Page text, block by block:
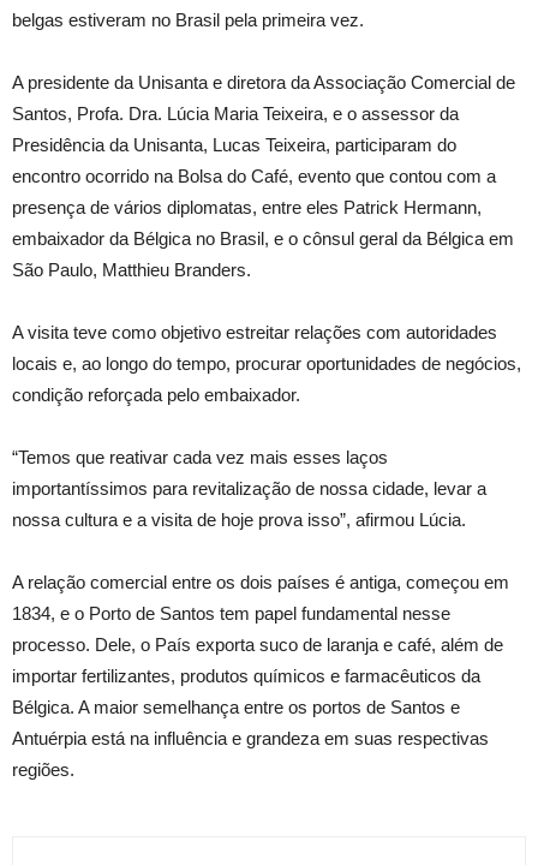
belgas estiveram no Brasil pela primeira vez.
A presidente da Unisanta e diretora da Associação Comercial de
Santos, Profa. Dra. Lúcia Maria Teixeira, e o assessor da
Presidência da Unisanta, Lucas Teixeira, participaram do
encontro ocorrido na Bolsa do Café, evento que contou com a
presença de vários diplomatas, entre eles Patrick Hermann,
embaixador da Bélgica no Brasil, e o cônsul geral da Bélgica em
São Paulo, Matthieu Branders.
A visita teve como objetivo estreitar relações com autoridades
locais e, ao longo do tempo, procurar oportunidades de negócios,
condição reforçada pelo embaixador.
“Temos que reativar cada vez mais esses laços
importantíssimos para revitalização de nossa cidade, levar a
nossa cultura e a visita de hoje prova isso”, afirmou Lúcia.
A relação comercial entre os dois países é antiga, começou em
1834, e o Porto de Santos tem papel fundamental nesse
processo. Dele, o País exporta suco de laranja e café, além de
importar fertilizantes, produtos químicos e farmacêuticos da
Bélgica. A maior semelhança entre os portos de Santos e
Antuérpia está na influência e grandeza em suas respectivas
regiões.